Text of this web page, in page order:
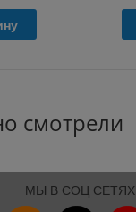
смотрели
МЫ В СОЦ СЕТЯХ